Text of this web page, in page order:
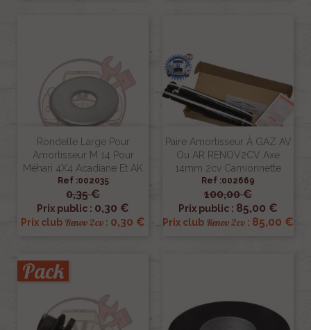
Rondelle Large Pour
Amortisseur M 14 Pour
Méhari 4X4 Acadiane Et AK
Ref :002035
0,35 €
Prix public : 0,30 €
Prix club Renov 2cv : 0,30 €
Paire Amortisseur À GAZ AV
Ou AR RENOV2CV Axe
14mm 2cv Camionnette
Ref :002669
100,00 €
Prix public : 85,00 €
Prix club Renov 2cv : 85,00 €
Pack